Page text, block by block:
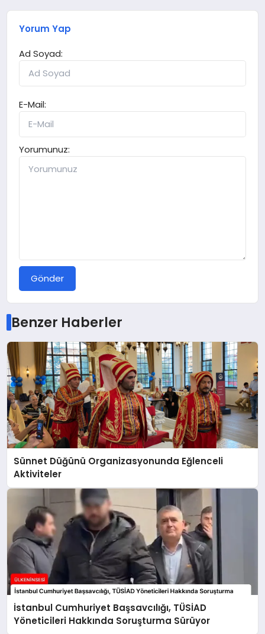
Yorum Yap
Ad Soyad:
E-Mail:
Yorumunuz:
Gönder
Benzer Haberler
Sünnet Düğünü Organizasyonunda Eğlenceli
Aktiviteler
İstanbul Cumhuriyet Başsavcılığı, TÜSİAD
Yöneticileri Hakkında Soruşturma Sürüyor